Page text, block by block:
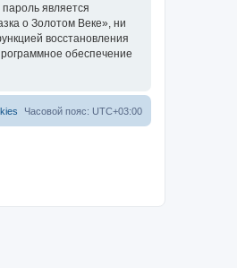
является
о Золотом Веке», ни
восстановления
обеспечение
Часовой пояс: UTC+03:00